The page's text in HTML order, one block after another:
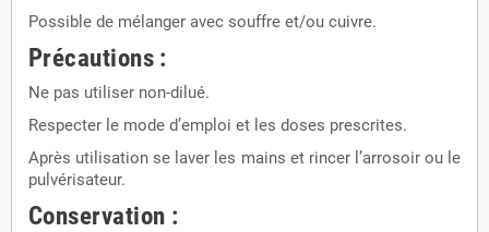
Possible de mélanger avec souffre et/ou cuivre.
Précautions :
Ne pas utiliser non-dilué.
Respecter le mode d’emploi et les doses prescrites.
Après utilisation se laver les mains et rincer l’arrosoir ou le
pulvérisateur.
Conservation :